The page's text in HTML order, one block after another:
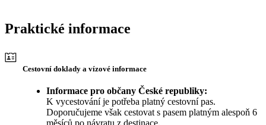
Praktické informace
Cestovní doklady a vízové informace
Informace pro občany České republiky:
K vycestování je potřeba platný cestovní pas.
Doporučujeme však cestovat s pasem platným alespoň 6
měsíců po návratu z destinace.